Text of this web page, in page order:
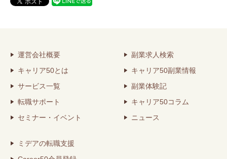
運営会社概要
キャリア50とは
サービス一覧
転職サポート
セミナー・イベント
副業求人検索
キャリア50副業情報
副業体験記
キャリア50コラム
ニュース
ミデアの転職支援